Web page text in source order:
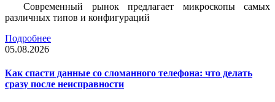
Современный рынок предлагает микроскопы самых
различных типов и конфигураций
Подробнее
05.08.2026
Как спасти данные со сломанного телефона: что делать
сразу после неисправности